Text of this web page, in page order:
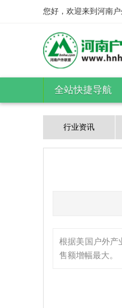
您好，欢迎来到河南
全站快捷导航
行业资讯
根据美国户外产
售额增幅最大。